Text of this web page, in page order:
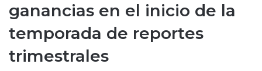
ganancias en el inicio de la
temporada de reportes
trimestrales